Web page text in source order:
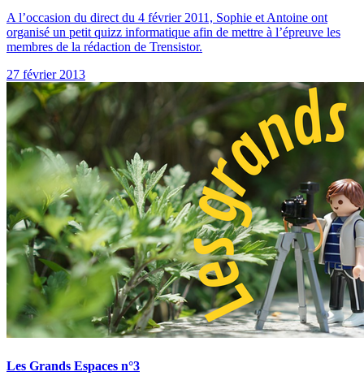
A l’occasion du direct du 4 février 2011, Sophie et Antoine ont
organisé un petit quizz informatique afin de mettre à l’épreuve les
membres de la rédaction de Trensistor.
27 février 2013
Les Grands Espaces n°3